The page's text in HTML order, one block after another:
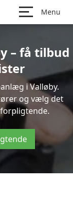
Menu
– få tilbud
i Valløby.
og vælg det